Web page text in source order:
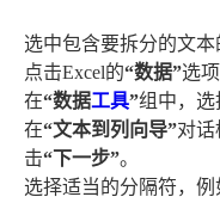
选中包含要拆分的文本
点击Excel的“数据”选项
在“数据工具”组中，选
在“文本到列向导”对话
击“下一步”。
选择适当的分隔符，